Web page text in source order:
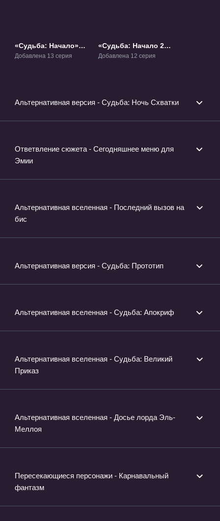
«Судьба: Начало»
ТВ-1
Добавлена 13 серия
«Судьба: Начало 2»
ТВ-2
Добавлена 12 серия
Альтернативная версия - Судьба: Ночь Схватки
Ответвление сюжета - Сегодняшнее меню для
Эмии
Альтернативная вселенная - Последний вызов на
бис
Альтернативная версия - Судьба: Прототип
Альтернативная вселенная - Судьба: Апокриф
Альтернативная вселенная - Судьба: Великий
Приказ
Альтернативная вселенная - Досье лорда Эль-
Меллоя
Пересекающиеся персонажи - Карнавальный
фантазм